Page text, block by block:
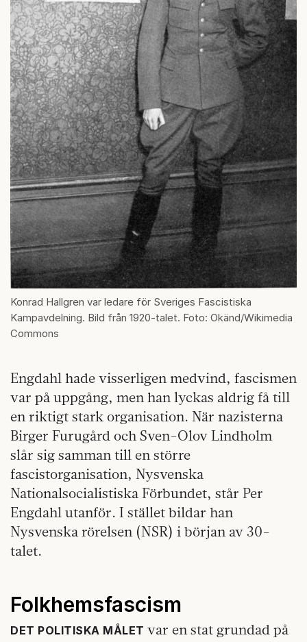
Konrad Hallgren var ledare för Sveriges Fascistiska
Kampavdelning. Bild från 1920-talet. Foto: Okänd/Wikimedia
Commons
Engdahl hade visserligen medvind, fascismen
var på uppgång, men han lyckas aldrig få till
en riktigt stark organisation. När nazisterna
Birger Furugård och Sven-Olov Lindholm
slår sig samman till en större
fascistorganisation, Nysvenska
Nationalsocialistiska Förbundet, står Per
Engdahl utanför. I stället bildar han
Nysvenska rörelsen (NSR) i början av 30-
talet.
Folkhemsfascism
DET POLITISKA MÅLET var en stat grundad på